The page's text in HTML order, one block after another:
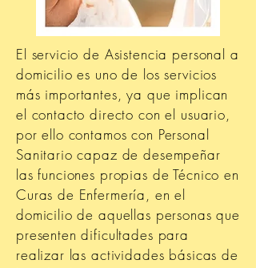
El servicio de Asistencia personal a
domicilio es uno de los servicios
más importantes, ya que implican
el contacto directo con el usuario,
por ello contamos con Personal
Sanitario capaz de desempeñar
las funciones propias de Técnico en
Curas de Enfermería, en el
domicilio de aquellas personas que
presenten dificultades para
realizar las actividades básicas de